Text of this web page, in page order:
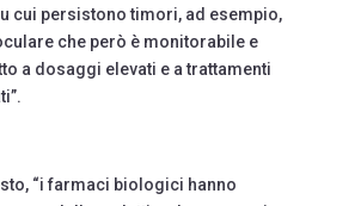
cui persistono timori, ad esempio,
che però è monitorabile e
a dosaggi elevati e a trattamenti
“i farmaci biologici hanno